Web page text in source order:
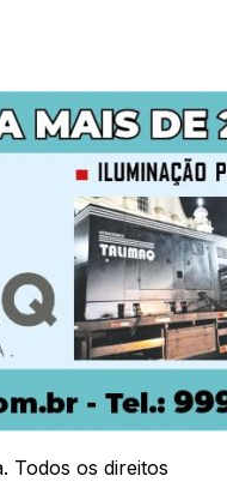
Todos os direitos